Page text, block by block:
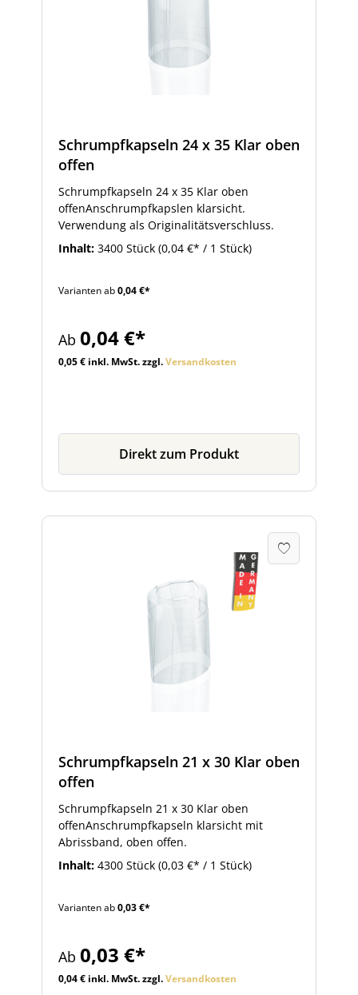
Schrumpfkapseln 24 x 35 Klar oben
offen
Schrumpfkapseln 24 x 35 Klar oben
offenAnschrumpfkapslen klarsicht.
Verwendung als Originalitätsverschluss.
Inhalt: 3400 Stück (0,04 €* / 1 Stück)
Varianten ab0,04 €*
Ab 0,04 €*
0,05 € inkl. MwSt. zzgl.Versandkosten
Direkt zum Produkt
Schrumpfkapseln 21 x 30 Klar oben
offen
Schrumpfkapseln 21 x 30 Klar oben
offenAnschrumpfkapseln klarsicht mit
Abrissband, oben offen.
Inhalt: 4300 Stück (0,03 €* / 1 Stück)
Varianten ab0,03 €*
Ab 0,03 €*
0,04 € inkl. MwSt. zzgl.Versandkosten